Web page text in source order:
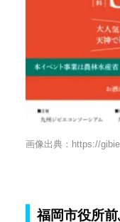
画像出典：https://
福岡市役所前